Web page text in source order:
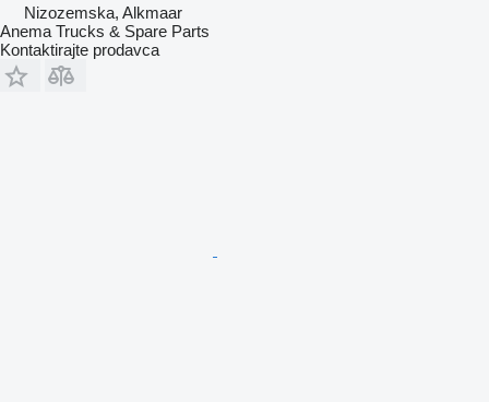
Nizozemska, Alkmaar
Anema Trucks & Spare Parts
Kontaktirajte prodavca